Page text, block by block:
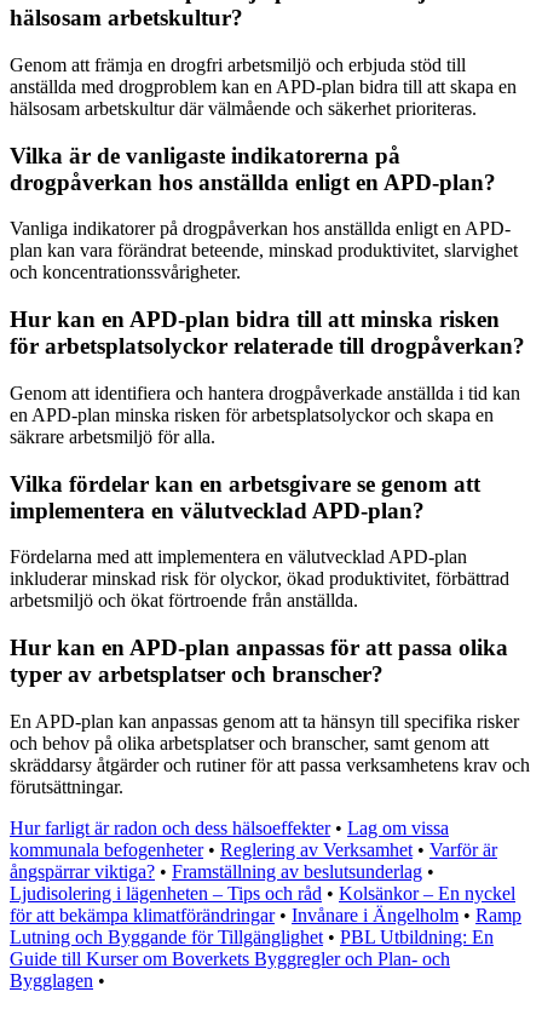
hälsosam arbetskultur?
Genom att främja en drogfri arbetsmiljö och erbjuda stöd till
anställda med drogproblem kan en APD-plan bidra till att skapa en
hälsosam arbetskultur där välmående och säkerhet prioriteras.
Vilka är de vanligaste indikatorerna på
drogpåverkan hos anställda enligt en APD-plan?
Vanliga indikatorer på drogpåverkan hos anställda enligt en APD-
plan kan vara förändrat beteende, minskad produktivitet, slarvighet
och koncentrationssvårigheter.
Hur kan en APD-plan bidra till att minska risken
för arbetsplatsolyckor relaterade till drogpåverkan?
Genom att identifiera och hantera drogpåverkade anställda i tid kan
en APD-plan minska risken för arbetsplatsolyckor och skapa en
säkrare arbetsmiljö för alla.
Vilka fördelar kan en arbetsgivare se genom att
implementera en välutvecklad APD-plan?
Fördelarna med att implementera en välutvecklad APD-plan
inkluderar minskad risk för olyckor, ökad produktivitet, förbättrad
arbetsmiljö och ökat förtroende från anställda.
Hur kan en APD-plan anpassas för att passa olika
typer av arbetsplatser och branscher?
En APD-plan kan anpassas genom att ta hänsyn till specifika risker
och behov på olika arbetsplatser och branscher, samt genom att
skräddarsy åtgärder och rutiner för att passa verksamhetens krav och
förutsättningar.
Hur farligt är radon och dess hälsoeffekter• Lag om vissa
kommunala befogenheter• Reglering av Verksamhet • Varför är
ångspärrar viktiga? • Framställning av beslutsunderlag •
Ljudisolering i lägenheten – Tips och råd • Kolsänkor – En nyckel
för att bekämpa klimatförändringar• Invånare i Ängelholm • Ramp
Lutning och Byggande för Tillgänglighet • PBL Utbildning: En
Guide till Kurser om Boverkets Byggregler och Plan- och
Bygglagen •